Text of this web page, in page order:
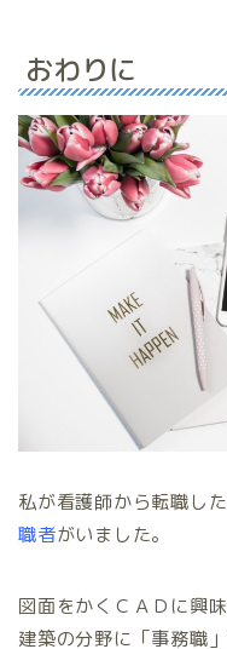
おわりに
私が看護師から転職し
職者がいました。
図面をかくＣＡＤに興
建築の分野に「事務職